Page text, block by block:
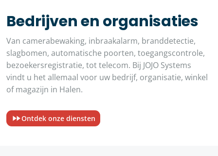
Bedrijven en organisaties
Van camerabewaking, inbraakalarm, branddetectie,
slagbomen, automatische poorten, toegangscontrole,
bezoekersregistratie, tot telecom. Bij JOJO Systems
vindt u het allemaal voor uw bedrijf, organisatie, winkel
of magazijn in Halen.
Ontdek onze diensten